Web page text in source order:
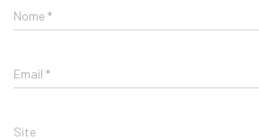
Nome*
Email *
Site